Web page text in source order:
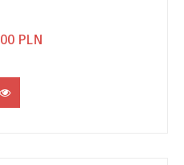
00PLN